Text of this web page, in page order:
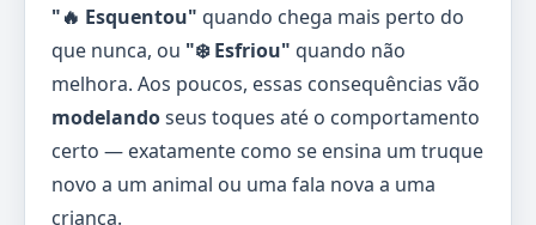
"🔥 Esquentou" quando chega mais perto do
que nunca, ou "❄️ Esfriou" quando não
melhora. Aos poucos, essas consequências vão
modelandoseus toques até o comportamento
certo — exatamente como se ensina um truque
novo a um animal ou uma fala nova a uma
criança.